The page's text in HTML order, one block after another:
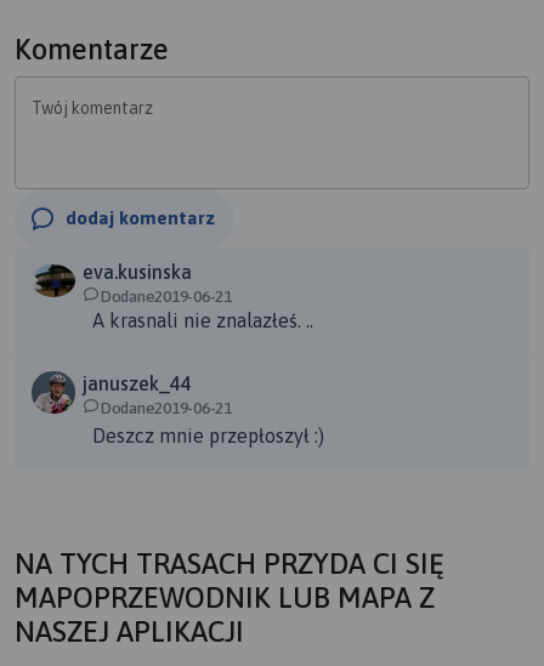
Komentarze
Twój komentarz
dodaj komentarz
eva.kusinska
Dodane2019-06-21
A krasnali nie znalazłeś. ..
januszek_44
Dodane2019-06-21
Deszcz mnie przepłoszył :)
NA TYCH TRASACH PRZYDA CI SIĘ
MAPOPRZEWODNIK LUB MAPA Z
NASZEJ APLIKACJI